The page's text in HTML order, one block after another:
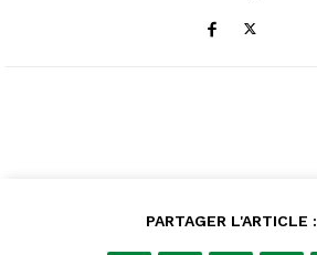
PARTAGER L'ARTICLE :